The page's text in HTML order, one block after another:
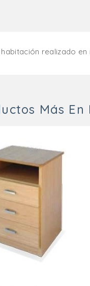
realizado
Más